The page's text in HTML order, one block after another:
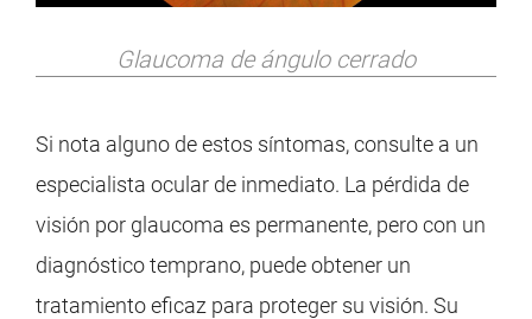
Glaucoma de ángulo cerrado
Si nota alguno de estos síntomas, consulte a un
especialista ocular de inmediato. La pérdida de
visión por glaucoma es permanente, pero con un
diagnóstico temprano, puede obtener un
tratamiento eficaz para proteger su visión. Su